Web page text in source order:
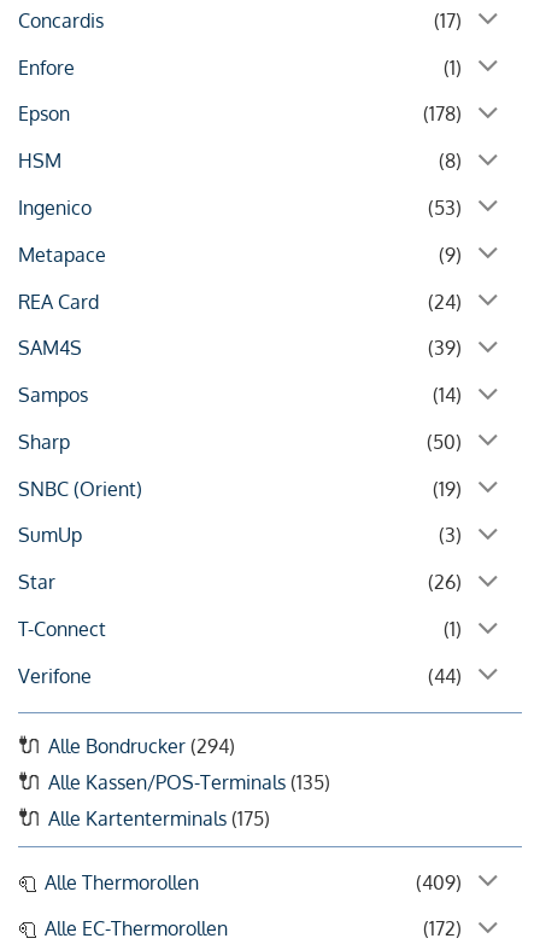
Concardis
(17)
Enfore
(1)
Epson
(178)
HSM
(8)
Ingenico
(53)
Metapace
(9)
REA Card
(24)
SAM4S
(39)
Sampos
(14)
Sharp
(50)
SNBC (Orient)
(19)
SumUp
(3)
Star
(26)
T-Connect
(1)
Verifone
(44)
Alle Bondrucker (294)
Alle Kassen/POS-Terminals (135)
Alle Kartenterminals (175)
Alle Thermorollen
(409)
Alle EC-Thermorollen
(172)